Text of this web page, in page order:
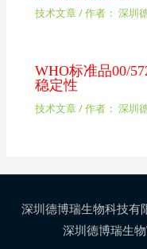
技术文章/ 作者： 深圳
WHO标准品00/
稳定性
技术文章/ 作者： 深圳
深圳德博瑞生物科技
深圳德博瑞生